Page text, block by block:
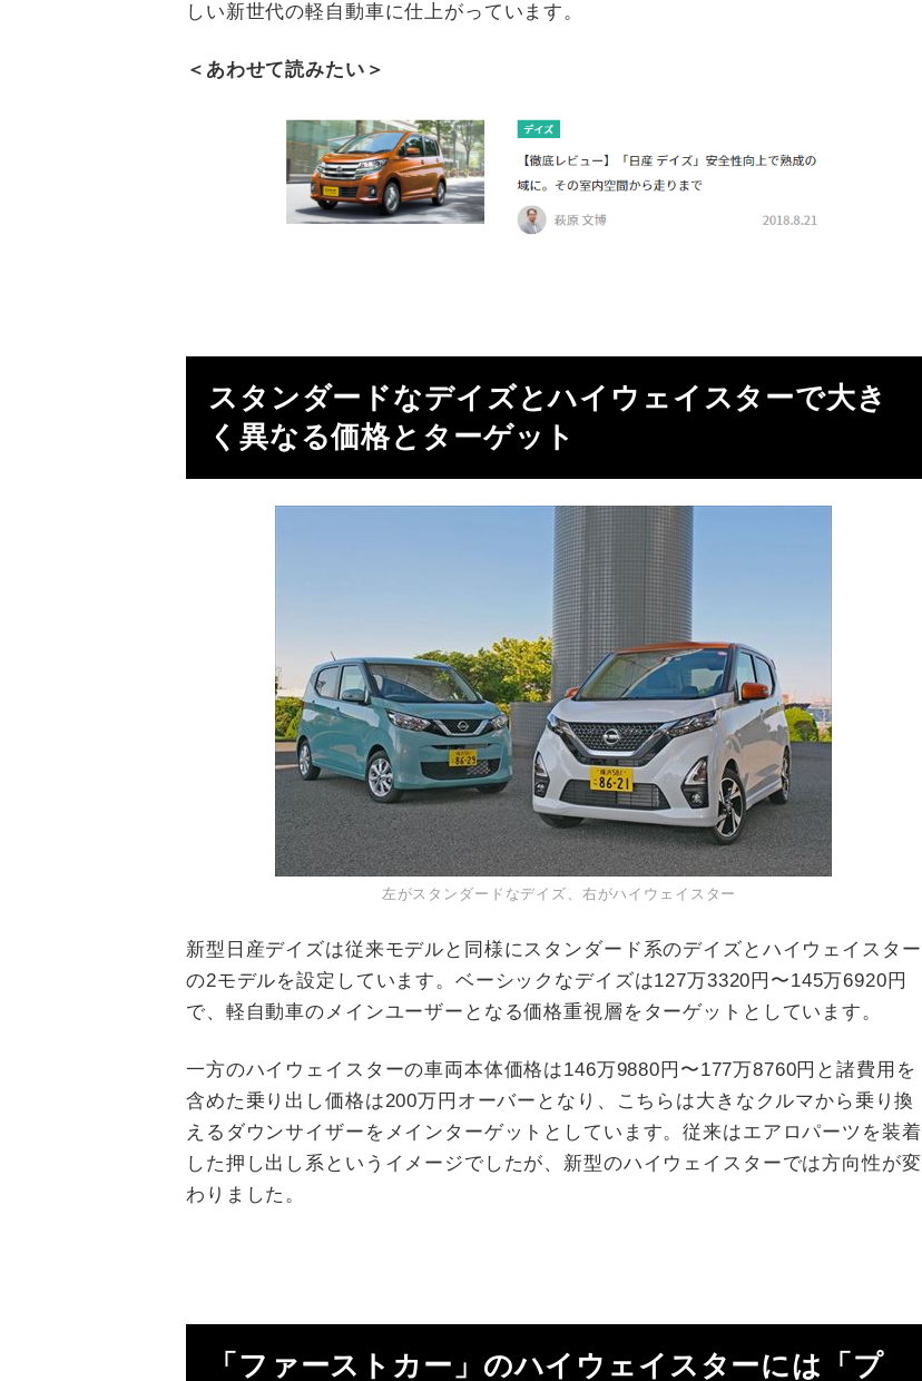
しい新世代の軽自動車に仕上がっています。
＜あわせて読みたい＞
スタンダードなデイズとハイウェイスターで大き
く異なる価格とターゲット
左がスタンダードなデイズ、右がハイウェイスター
新型日産デイズは従来モデルと同様にスタンダード系のデイズとハイウェイスター
の2モデルを設定しています。ベーシックなデイズは127万3320円〜145万6920円
で、軽自動車のメインユーザーとなる価格重視層をターゲットとしています。
一方のハイウェイスターの車両本体価格は146万9880円〜177万8760円と諸費用を
含めた乗り出し価格は200万円オーバーとなり、こちらは大きなクルマから乗り換
えるダウンサイザーをメインターゲットとしています。従来はエアロパーツを装着
した押し出し系というイメージでしたが、新型のハイウェイスターでは方向性が変
わりました。
「ファーストカー」のハイウェイスターには「プ